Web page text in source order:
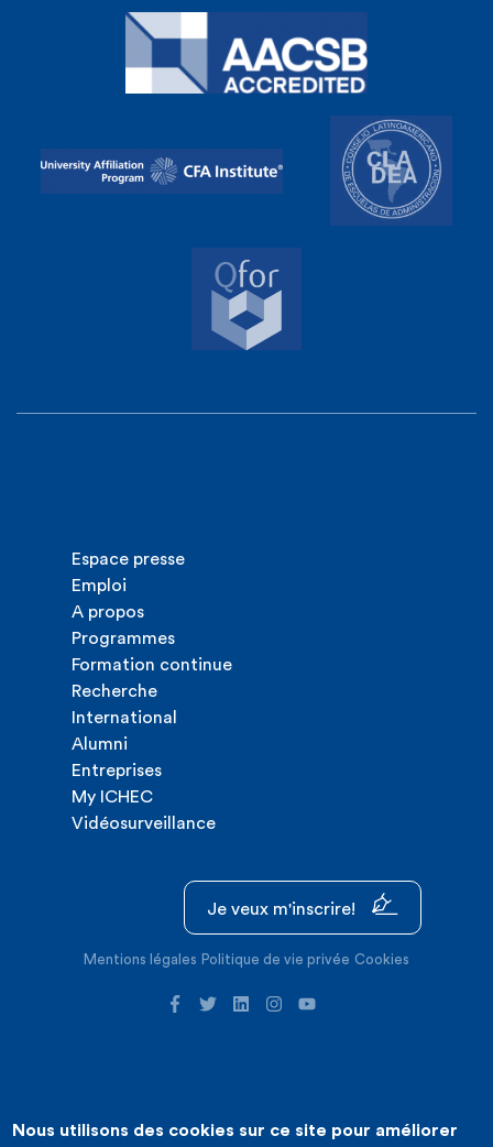
Espace presse
Emploi
A propos
Programmes
Formation continue
Recherche
International
Alumni
Entreprises
My ICHEC
Vidéosurveillance
Je veux m'inscrire!
Mentions légales Politique de vie privée Cookies
©2026 ICHEC |Création de site internet : Expansion
Nous utilisons des cookies sur ce site pour améliorer